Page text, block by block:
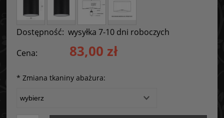
Dostępność: wysyłka 7-10 dni roboczych
Cena:
83,00 zł
* Zmiana tkaniny abażura: